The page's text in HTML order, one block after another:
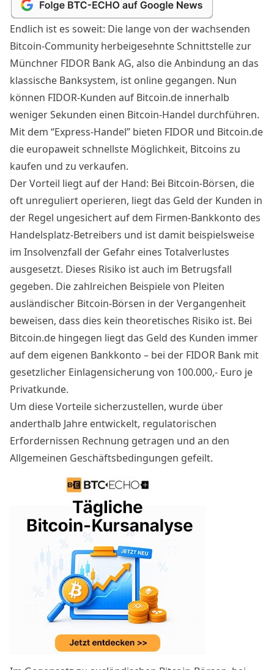
Endlich ist es soweit: Die lange von der wachsenden
Bitcoin-Community herbeigesehnte Schnittstelle zur
Münchner FIDOR Bank AG, also die Anbindung an das
klassische Banksystem, ist online gegangen. Nun
können FIDOR-Kunden auf Bitcoin.de innerhalb
weniger Sekunden einen Bitcoin-Handel durchführen.
Mit dem “Express-Handel” bieten FIDOR und Bitcoin.de
die europaweit schnellste Möglichkeit, Bitcoins zu
kaufen und zu verkaufen.
Der Vorteil liegt auf der Hand: Bei Bitcoin-Börsen, die
oft unreguliert operieren, liegt das Geld der Kunden in
der Regel ungesichert auf dem Firmen-Bankkonto des
Handelsplatz-Betreibers und ist damit beispielsweise
im Insolvenzfall der Gefahr eines Totalverlustes
ausgesetzt. Dieses Risiko ist auch im Betrugsfall
gegeben. Die zahlreichen Beispiele von Pleiten
ausländischer Bitcoin-Börsen in der Vergangenheit
beweisen, dass dies kein theoretisches Risiko ist. Bei
Bitcoin.de hingegen liegt das Geld des Kunden immer
auf dem eigenen Bankkonto – bei der FIDOR Bank mit
gesetzlicher Einlagensicherung von 100.000,- Euro je
Privatkunde.
Um diese Vorteile sicherzustellen, wurde über
anderthalb Jahre entwickelt, regulatorischen
Erfordernissen Rechnung getragen und an den
Allgemeinen Geschäftsbedingungen gefeilt.